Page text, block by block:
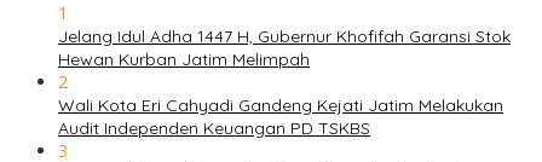
1
Jelang Idul Adha 1447 H, Gubernur Khofifah Garansi Stok
Hewan Kurban Jatim Melimpah
2
Wali Kota Eri Cahyadi Gandeng Kejati Jatim Melakukan
Audit Independen Keuangan PD TSKBS
3